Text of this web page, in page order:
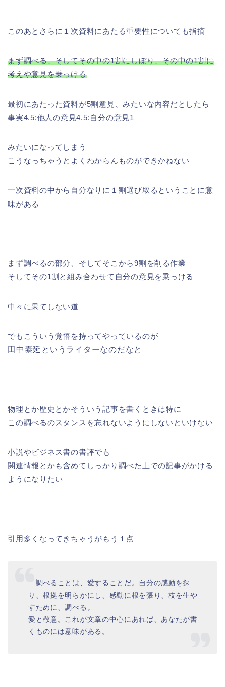
このあとさらに１次資料にあたる重要性についても指摘
まず調べる、そしてその中の1割にしぼり、その中の1割に
考えや意見を乗っける
最初にあたった資料が5割意見、みたいな内容だとしたら
事実4.5:他人の意見4.5:自分の意見1
みたいになってしまう
こうなっちゃうとよくわからんものができかねない
一次資料の中から自分なりに１割選び取るということに意
味がある
まず調べるの部分、そしてそこから9割を削る作業
そしてその1割と組み合わせて自分の意見を乗っける
中々に果てしない道
でもこういう覚悟を持ってやっているのが
田中泰延というライターなのだなと
物理とか歴史とかそういう記事を書くときは特に
この調べるのスタンスを忘れないようにしないといけない
小説やビジネス書の書評でも
関連情報とかも含めてしっかり調べた上での記事がかける
ようになりたい
引用多くなってきちゃうがもう１点
調べることは、愛することだ。自分の感動を探
り、根拠を明らかにし、感動に根を張り、枝を生や
すために、調べる。
愛と敬意。これが文章の中心にあれば、あなたが書
くものには意味がある。